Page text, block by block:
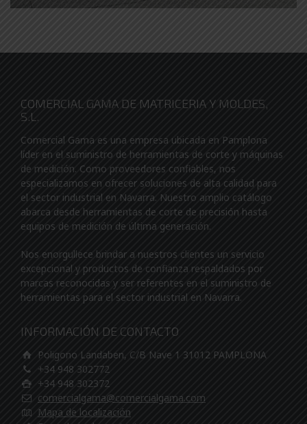
COMERCIAL GAMA DE MATRICERIA Y MOLDES,
S.L.
Comercial Gama es una empresa ubicada en Pamplona
líder en el suministro de herramientas de corte y máquinas
de medición. Como proveedores confiables, nos
especializamos en ofrecer soluciones de alta calidad para
el sector industrial en Navarra. Nuestro amplio catálogo
abarca desde herramientas de corte de precisión hasta
equipos de medición de última generación.
Nos enorgullece brindar a nuestros clientes un servicio
excepcional y productos de confianza respaldados por
marcas reconocidas y ser referentes en el suministro de
herramientas para el sector industrial en Navarra.
INFORMACIÓN DE CONTACTO
Poligono Landaben, C/B Nave 1 31012 PAMPLONA
+34 948 302772
+34 948 302372
comercialgama@comercialgama.com
Mapa de localización